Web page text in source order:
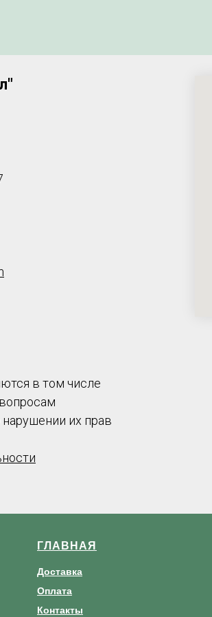
в том числе
их прав
ГЛАВНАЯ
Доставка
Оплата
Контакты